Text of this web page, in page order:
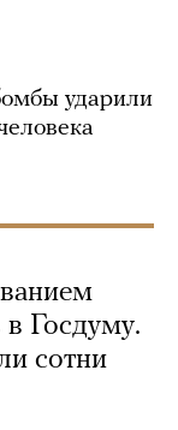
ударили
Госдуму.
сотни